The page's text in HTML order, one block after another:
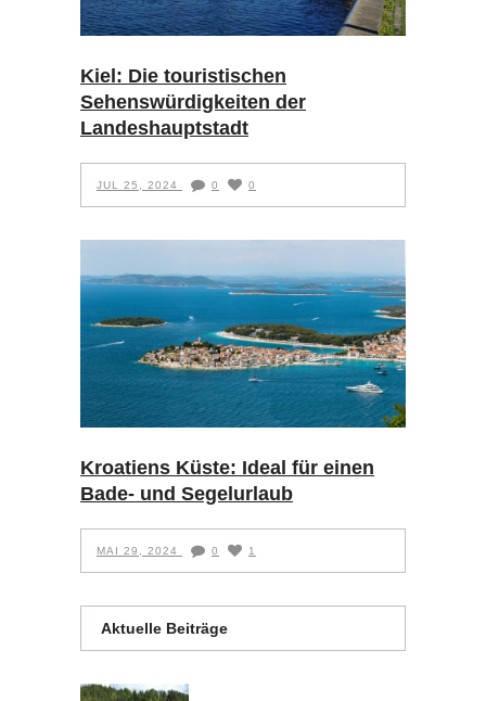
Kiel: Die touristischen
Sehenswürdigkeiten der
Landeshauptstadt
JUL 25, 2024 0 0
Kroatiens Küste: Ideal für einen
Bade- und Segelurlaub
MAI 29, 2024 0 1
Aktuelle Beiträge